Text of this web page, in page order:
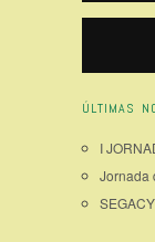
ÚLTIMAS
I
Jornada